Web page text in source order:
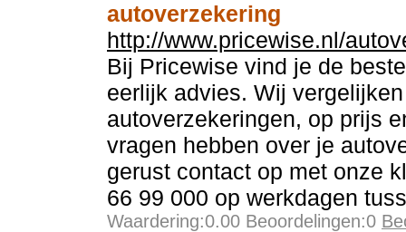
autoverzekering
http://www.pricewise.nl/
Bij Pricewise vind je de
eerlijk advies. Wij
autoverzekeringen, op prijs
vragen hebben over je
gerust contact op met onze
66 99 000 op werkdagen
Waardering:0.00 Beoordelingen:0